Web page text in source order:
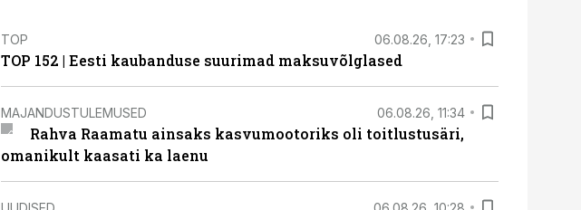
TOP 06.08.26, 17:23
TOP 152 | Eesti kaubanduse suurimad maksuvõlglased
MAJANDUSTULEMUSED 06.08.26, 11:34
Rahva Raamatu ainsaks kasvumootoriks oli toitlustusäri,
omanikult kaasati ka laenu